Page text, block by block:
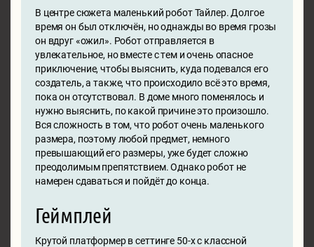
В центре сюжета маленький робот Тайлер. Долгое
время он был отключён, но однажды во время грозы
он вдруг «ожил». Робот отправляется в
увлекательное, но вместе с тем и очень опасное
приключение, чтобы выяснить, куда подевался его
создатель, а также, что происходило всё это время,
пока он отсутствовал. В доме много поменялось и
нужно выяснить, по какой причине это произошло.
Вся сложность в том, что робот очень маленького
размера, поэтому любой предмет, немного
превышающий его размеры, уже будет сложно
преодолимым препятствием. Однако робот не
намерен сдаваться и пойдёт до конца.
Геймплей
Крутой платформер в сеттинге 50-х с классной